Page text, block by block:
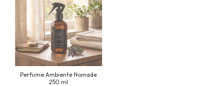
Perfume Ambiente Nomade
250 ml